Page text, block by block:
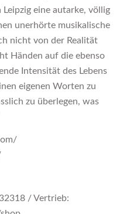
Leipzig eine autarke, völlig
unerhörte musikalische
nicht von der Realität
Händen auf die ebenso
Intensität des Lebens
eigenen Worten zu
zu überlegen, was
/ Vertrieb: